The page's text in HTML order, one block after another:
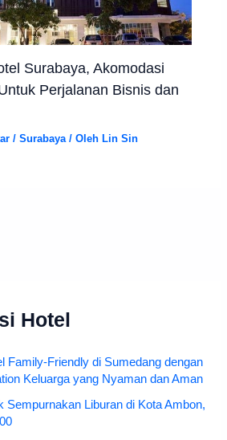
Surabaya, Akomodasi
Perjalanan Bisnis dan
/Surabaya / OlehLin Sin
Hotel
Family-Friendly di Sumedang dengan
Keluarga yang Nyaman dan Aman
Sempurnakan Liburan di Kota Ambon,